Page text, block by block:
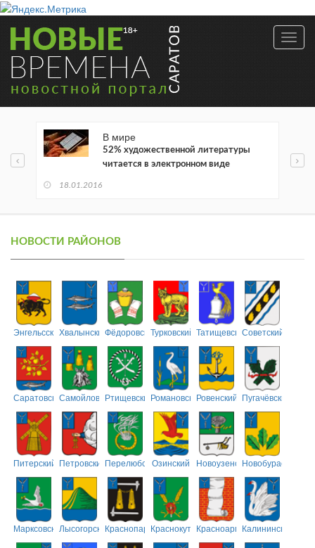
В мире
52% художественной литературы
читается в электронном виде
18.01.2016
НОВОСТИ РАЙОНОВ
ЭнгельсскийХвалынскийФёдоровскийТурковский ТатищевскийСоветский
СаратовскийСамойловскийРтищевскийРомановскийРовенский Пугачёвский
Питерский ПетровскийПерелюбскийОзинский НовоузенскийНовобурасский
МарксовскийЛысогорскийКраснопартизанский
КраснокутскийКрасноармейский
Калининский